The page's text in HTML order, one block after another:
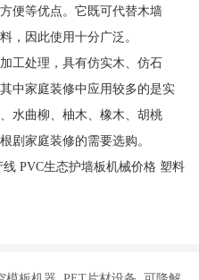
便等优点。它既可代替木墙
，因此使用十分广泛。
工处理，具有仿实木、仿石
中家庭装修中应用较多的是实
水曲柳、柚木、橡木、胡桃
剧家庭装修的需要选购。
PVC生态护墙板机械价格 塑料